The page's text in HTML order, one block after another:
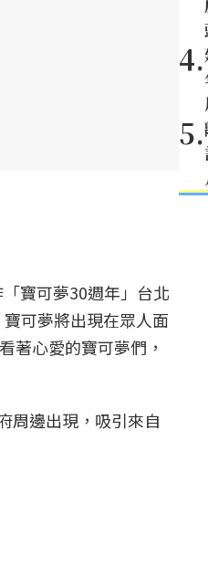
寶可夢30週年」台北
可夢將出現在眾人面
著心愛的寶可夢們，
周邊出現，吸引來自
4.
5.